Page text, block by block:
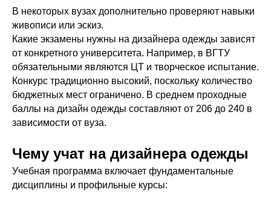
В некоторых вузах дополнительно проверяют навыки
живописи или эскиз.
Какие экзамены нужны на дизайнера одежды зависят
от конкретного университета. Например, в ВГТУ
обязательными являются ЦТ и творческое испытание.
Конкурс традиционно высокий, поскольку количество
бюджетных мест ограничено. В среднем проходные
баллы на дизайн одежды составляют от 206 до 240 в
зависимости от вуза.
Чему учат на дизайнера одежды
Учебная программа включает фундаментальные
дисциплины и профильные курсы: